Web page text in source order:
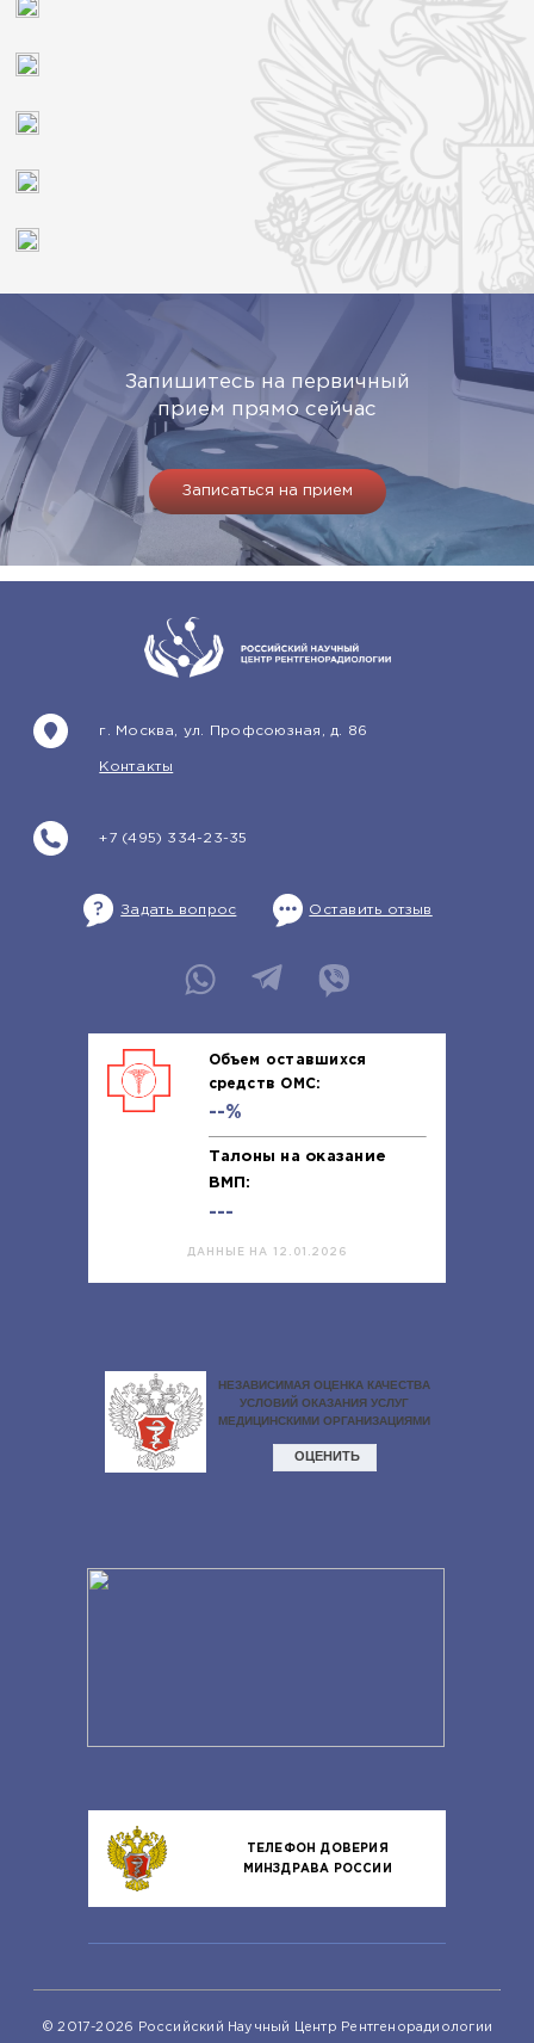
Запишитесь на первичный
прием прямо сейчас
Записаться на прием
+7 (495) 334-23-35
г. Москва, ул. Профсоюзная, д. 86
Контакты
Задать вопрос Оставить отзыв
Объем оставшихся
средств ОМС:
--%
Талоны на оказание
ВМП:
---
ДАННЫЕ НА 12.01.2026
ТЕЛЕФОН ДОВЕРИЯ
МИНЗДРАВА РОССИИ
© 2017-2026 Российский Научный Центр Рентгенорадиологии